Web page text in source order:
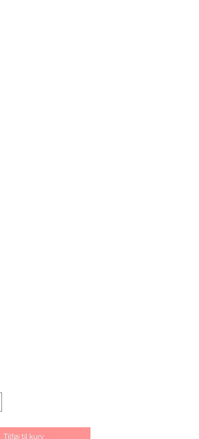
Tilføj til kurv